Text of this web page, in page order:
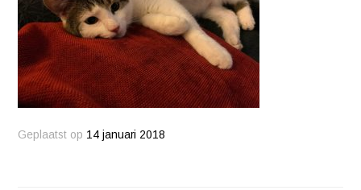
Geplaatst op 14 januari 2018